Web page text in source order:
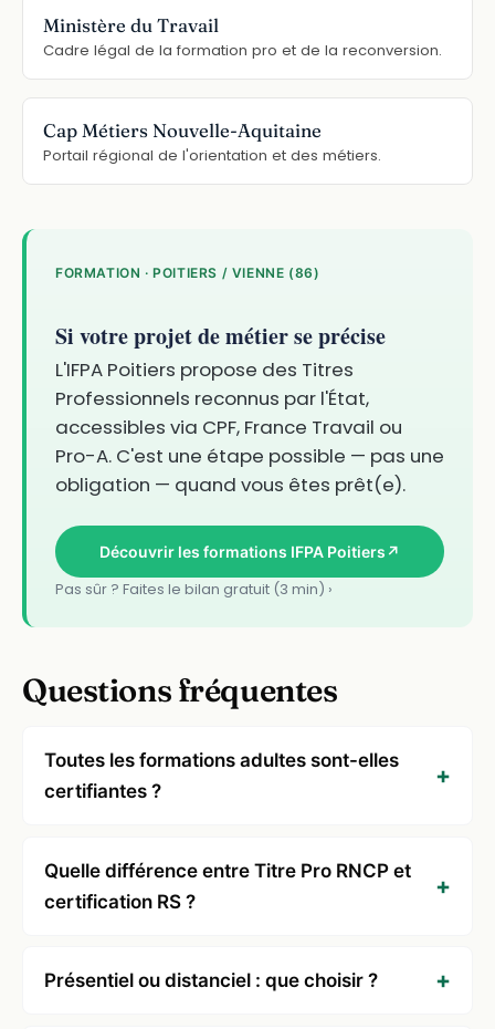
Ministère du Travail
Cadre légal de la formation pro et de la reconversion.
Cap Métiers Nouvelle-Aquitaine
Portail régional de l'orientation et des métiers.
FORMATION · POITIERS / VIENNE (86)
Si votre projet de métier se précise
L'IFPA Poitiers propose des Titres
Professionnels reconnus par l'État,
accessibles via CPF, France Travail ou
Pro-A. C'est une étape possible — pas une
obligation — quand vous êtes prêt(e).
Découvrir les formations IFPA Poitiers ↗
Pas sûr ? Faites le bilan gratuit (3 min) ›
Questions fréquentes
Toutes les formations adultes sont-elles
certifiantes ?
Quelle différence entre Titre Pro RNCP et
certification RS ?
Présentiel ou distanciel : que choisir ?